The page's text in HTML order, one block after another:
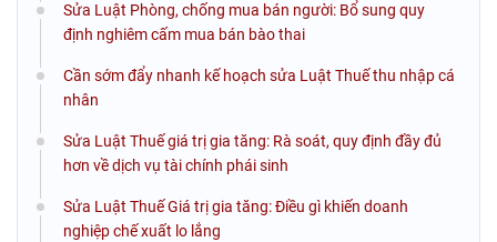
Sửa Luật Phòng, chống mua bán người: Bổ sung quy
định nghiêm cấm mua bán bào thai
Cần sớm đẩy nhanh kế hoạch sửa Luật Thuế thu nhập cá
nhân
Sửa Luật Thuế giá trị gia tăng: Rà soát, quy định đầy đủ
hơn về dịch vụ tài chính phái sinh
Sửa Luật Thuế Giá trị gia tăng: Điều gì khiến doanh
nghiệp chế xuất lo lắng